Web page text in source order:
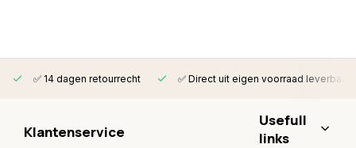
✅ 14 dagen retourrecht ✅ Direct uit eigen voorraad leverbaar
Klantenservice
Usefull
links